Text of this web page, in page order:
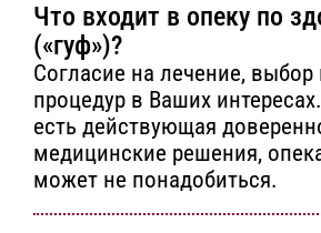
Что входит в опеку по
(«гуф»)?
Согласие на лечение,
процедур в Ваших
есть действующая
медицинские решения,
может не понадобиться.